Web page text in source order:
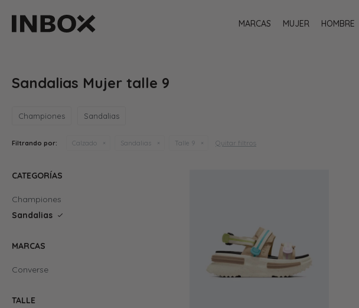
MARCAS MUJER HOMBRE
Sandalias Mujer talle 9
Championes Sandalias
Filtrando por: Calzado Sandalias Talle 9 Quitar filtros
CATEGORÍAS
Championes
Sandalias
MARCAS
Converse
TALLE